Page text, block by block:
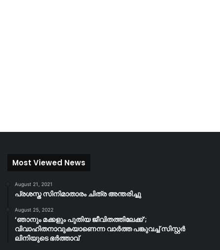
Most Viewed News
August 21, 2021
പ്രശസ്ത സിനിമാതാരം ചിത്ര അന്തരിച്ചു
August 25, 2022
‘ഞാനും മക്കളും പുതിയ ജീവിതത്തിലേക്ക്’;
വിവാഹിതനാവുകയാണെന്ന വാർത്ത പങ്കുവച്ച് സിസ്റ്റർ
ലിനിയുടെ ഭർത്താവ്